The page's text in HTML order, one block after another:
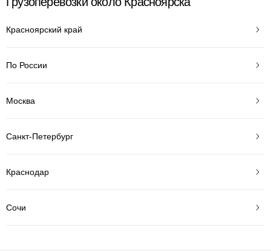
Красноярский край
По России
Москва
Санкт-Петербург
Краснодар
Сочи